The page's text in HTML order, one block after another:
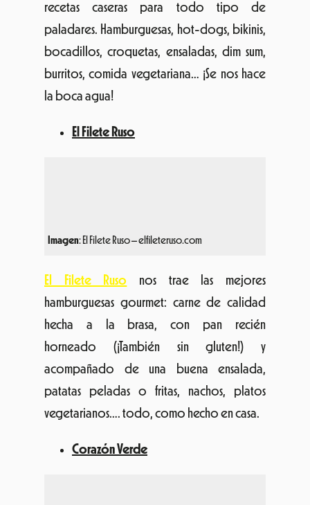
recetas caseras para todo tipo de
paladares. Hamburguesas, hot-dogs, bikinis,
bocadillos, croquetas, ensaladas, dim sum,
burritos, comida vegetariana… ¡Se nos hace
la boca agua!
El Filete Ruso
Imagen: El Filete Ruso – elfileteruso.com
El Filete Ruso nos trae las mejores
hamburguesas gourmet: carne de calidad
hecha a la brasa, con pan recién
horneado (¡También sin gluten!) y
acompañado de una buena ensalada,
patatas peladas o fritas, nachos, platos
vegetarianos…. todo, como hecho en casa.
Corazón Verde